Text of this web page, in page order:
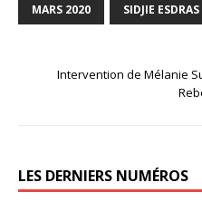
MARS 2020 SIDJIE ESDRAS
Intervention de Mélanie
LES DERNIERS NUMÉROS